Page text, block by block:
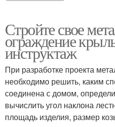
Стройте свое
ограждение
инструктаж
При разработке проекта
необходимо решить, каким
соединена с домом,
вычислить угол наклона
площадь изделия, размер